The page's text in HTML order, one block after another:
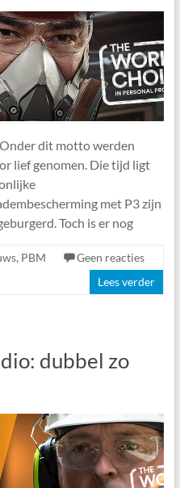
dit motto werden
lief genomen. Die tijd ligt
met P3 zijn
Toch is er nog
, PBM
Geen reacties
Lees verder
dubbel zo